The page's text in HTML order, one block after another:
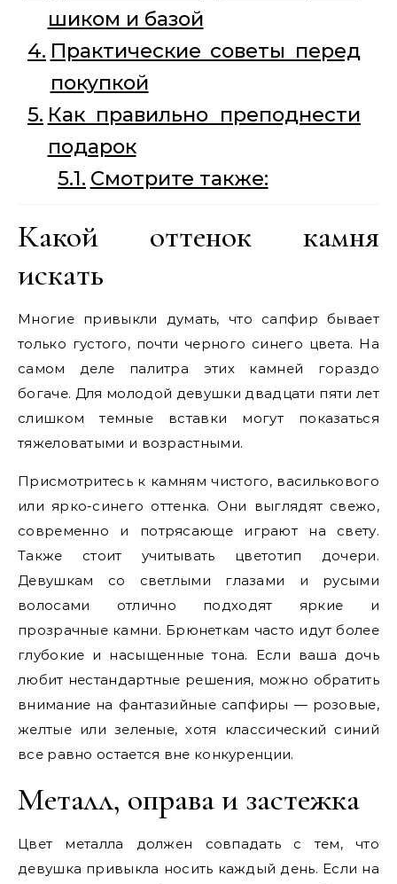
шиком и базой
Практические советы перед
покупкой
Как правильно преподнести
подарок
Смотрите также:
Какой оттенок камня
искать
Многие привыкли думать, что сапфир бывает
только густого, почти черного синего цвета. На
самом деле палитра этих камней гораздо
богаче. Для молодой девушки двадцати пяти лет
слишком темные вставки могут показаться
тяжеловатыми и возрастными.
Присмотритесь к камням чистого, василькового
или ярко-синего оттенка. Они выглядят свежо,
современно и потрясающе играют на свету.
Также стоит учитывать цветотип дочери.
Девушкам со светлыми глазами и русыми
волосами отлично подходят яркие и
прозрачные камни. Брюнеткам часто идут более
глубокие и насыщенные тона. Если ваша дочь
любит нестандартные решения, можно обратить
внимание на фантазийные сапфиры — розовые,
желтые или зеленые, хотя классический синий
все равно остается вне конкуренции.
Металл, оправа и застежка
Цвет металла должен совпадать с тем, что
девушка привыкла носить каждый день. Если на